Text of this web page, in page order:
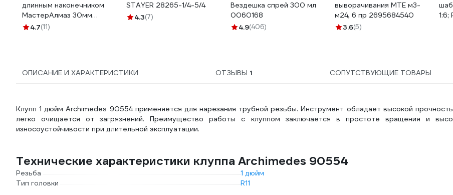
длинным наконечником
МастерАлмаз 30мм
тонкий 10502803
4.7(11)
STAYER 28265-1/4-5/4
4.3(7)
Вездешка спрей 300 мл
0060168
4.9(406)
выворачивания MTE м3-
м24, 6 пр 2695684540
3.6(5)
1:6;
ОПИСАНИЕ И ХАРАКТЕРИСТИКИ ОТЗЫВЫ 1 СОПУТСТВУЮЩИЕ ТОВАРЫ
Клупп 1 дюйм Archimedes 90554 применяется для нарезания трубной резьбы. Инструмент обладает высокой
легко очищается от загрязнений. Преимущество работы с клуппом заключается в простоте вращения и
износоустойчивости при длительной эксплуатации.
Технические характеристики клуппа Archimedes 90554
Резьба
1 дюйм
Тип головки
R11